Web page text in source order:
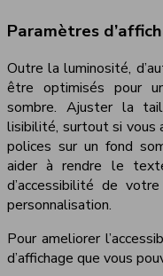
Paramètres
Outre la luminosité,
être optimisés pour
sombre. Ajuster la
lisibilité, surtout si vous
polices sur un fond
aider à rendre le
d’accessibilité de
personnalisation.
Pour ameliorer
d’affichage que vous